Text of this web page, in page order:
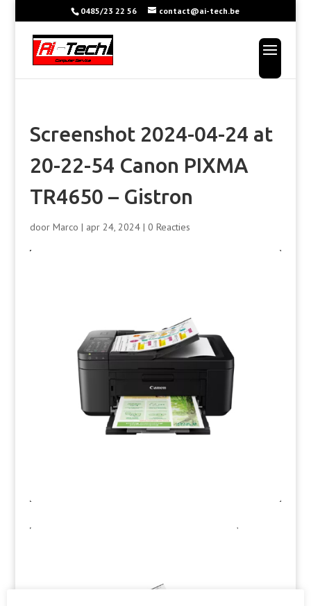
0485/23 22 56 contact@ai-tech.be
Screenshot 2024-04-24 at
20-22-54 Canon PIXMA
TR4650 – Gistron
door Marco | apr 24, 2024| 0 Reacties